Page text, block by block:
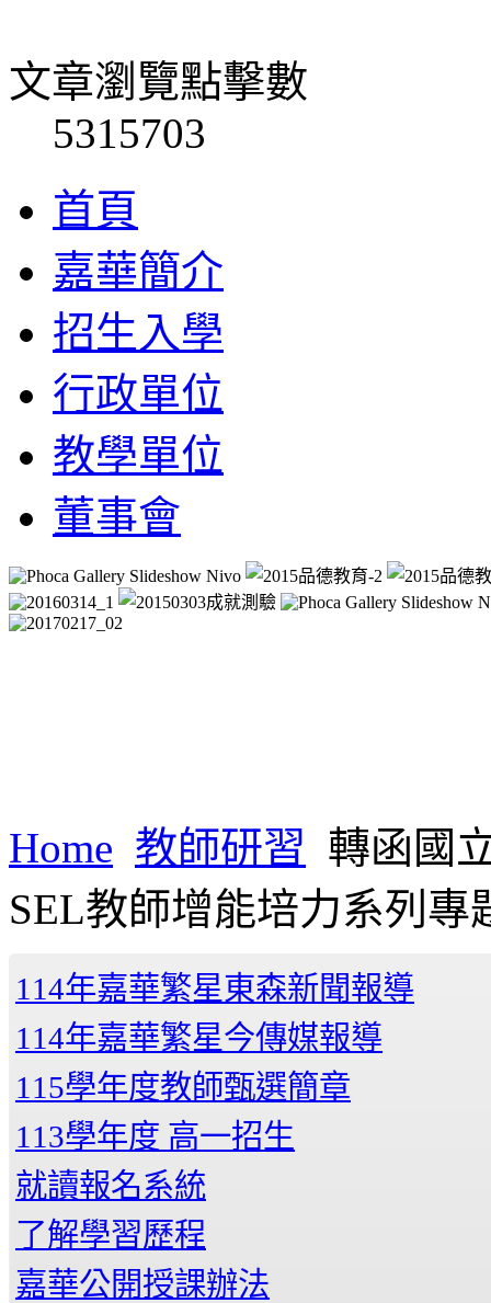
文章瀏覽點擊數
5315703
首頁
嘉華簡介
招生入學
行政單位
教學單位
董事會
Home 教師研習 轉函國
SEL教師增能培力系列
114年嘉華繁星東森新聞報導
114年嘉華繁星今傳媒報導
115學年度教師甄選簡章
113學年度 高一招生
就讀報名系統
了解學習歷程
嘉華公開授課辦法